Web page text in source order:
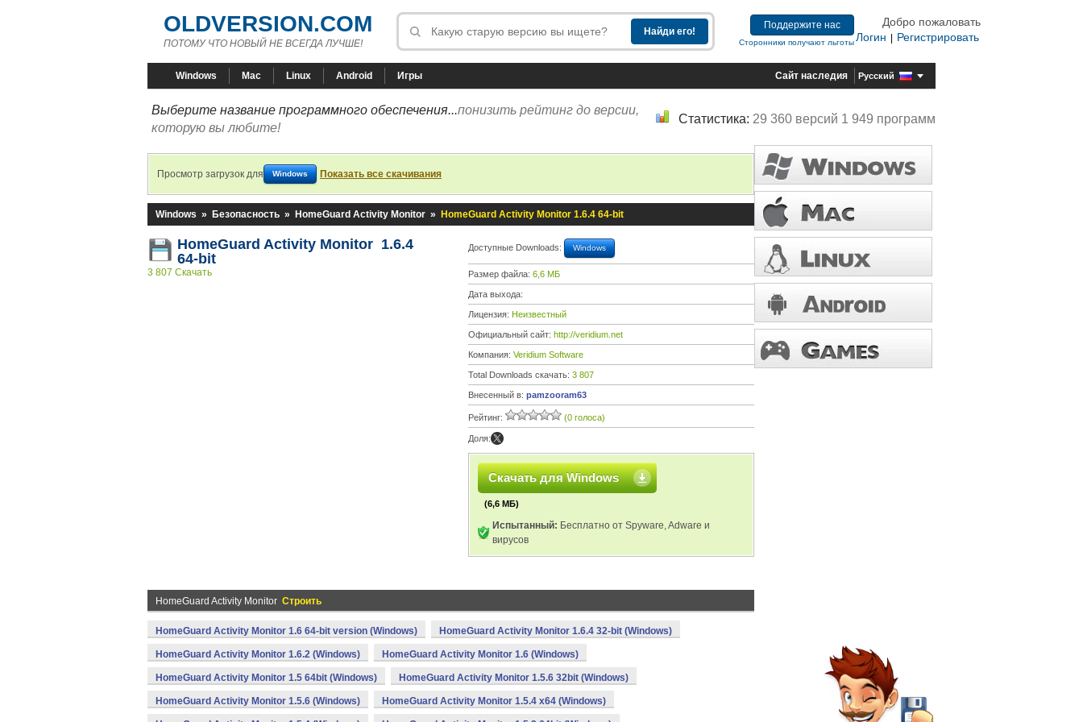
OLDVERSION.COM
ПОТОМУ ЧТО НОВЫЙ НЕ ВСЕГДА ЛУЧШЕ!
Поддержите нас
Сторонники получают льготы
Добро пожаловать
Логин
Регистрировать
Windows Mac Linux Android Игры Сайт наследия Русский
Выберите название программного обеспечения...понизить рейтинг до версии,
которую вы любите!
Статистика: 29 360 версий 1 949 программ
Просмотр загрузок для Windows Показать все скачивания
Windows » Безопасность » HomeGuard Activity Monitor » HomeGuard Activity Monitor 1.6.4 64-bit
HomeGuard Activity Monitor 1.6.4
64-bit
3 807 Скачать
Доступные Downloads: Windows
Размер файла: 6,6 МБ
Дата выхода:
Лицензия: Неизвестный
Официальный сайт: http://veridium.net
Компания: Veridium Software
Total Downloads скачать: 3 807
Внесенный в: pamzooram63
Рейтинг: (0 голоса)
Доля:
Скачать для Windows
(6,6 МБ)
Испытанный: Бесплатно от Spyware, Adware и
вирусов
HomeGuard Activity Monitor Строить
HomeGuard Activity Monitor 1.6 64-bit version (Windows) HomeGuard Activity Monitor 1.6.4 32-bit (Windows)
HomeGuard Activity Monitor 1.6.2 (Windows) HomeGuard Activity Monitor 1.6 (Windows)
HomeGuard Activity Monitor 1.5 64bit (Windows) HomeGuard Activity Monitor 1.5.6 32bit (Windows)
HomeGuard Activity Monitor 1.5.6 (Windows) HomeGuard Activity Monitor 1.5.4 x64 (Windows)